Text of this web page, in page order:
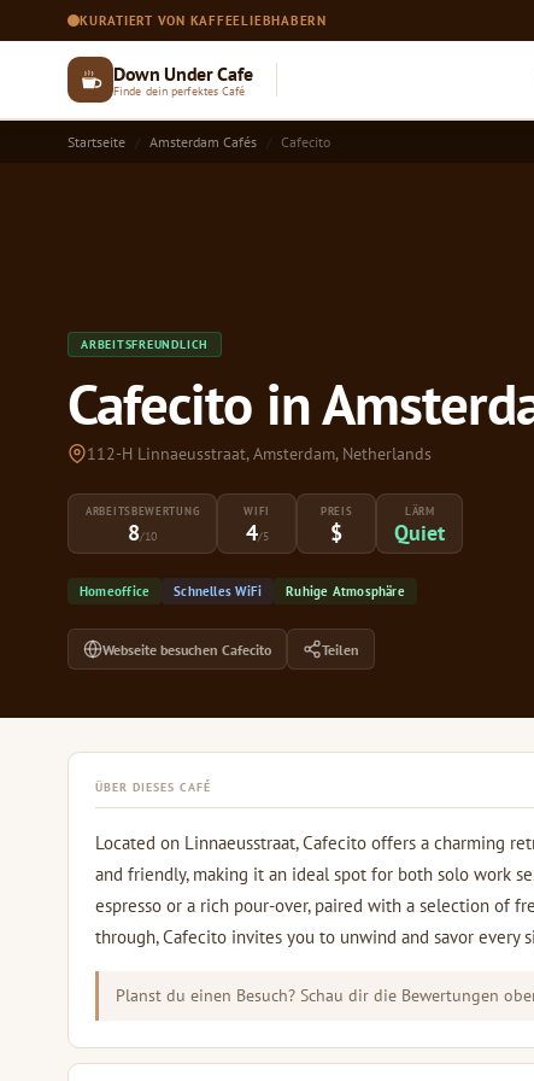
KURATIERT VON KAFFEELIEBHABERN
Down Under Cafe
Finde dein perfektes Café
Startseite Amsterdam Cafés Cafecito
ARBEITSFREUNDLICH
Cafecito in
112-H Linnaeusstraat, Amsterdam, Netherlands
ARBEITSBEWERTUNG
8/10
WIFI
4/5
PREIS
$
LÄRM
Quiet
Homeoffice Schnelles WiFi Ruhige Atmosphäre
Webseite besuchen Cafecito Teilen
ÜBER DIESES CAFÉ
Located on Linnaeusstraat, Cafecito offers a charming
and friendly, making it an ideal spot for both solo work
espresso or a rich pour-over, paired with a selection of
through, Cafecito invites you to unwind and savor every
Planst du einen Besuch? Schau dir die Bewertungen